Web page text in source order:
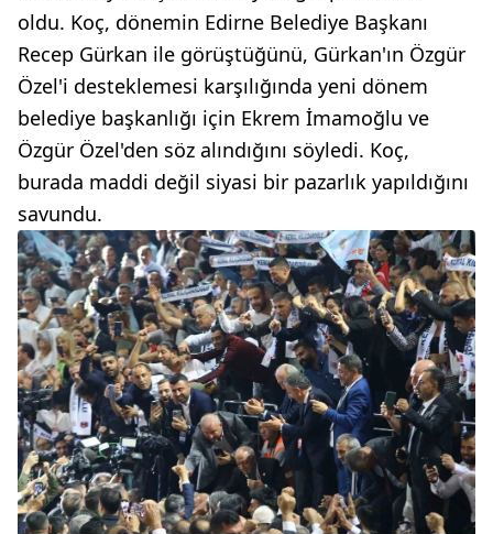
oldu. Koç, dönemin Edirne Belediye Başkanı
Recep Gürkan ile görüştüğünü, Gürkan'ın Özgür
Özel'i desteklemesi karşılığında yeni dönem
belediye başkanlığı için Ekrem İmamoğlu ve
Özgür Özel'den söz alındığını söyledi. Koç,
burada maddi değil siyasi bir pazarlık yapıldığını
savundu.